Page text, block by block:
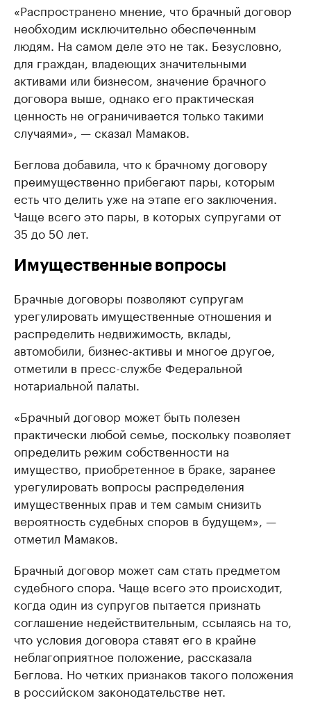
«Распространено мнение, что брачный договор
необходим исключительно обеспеченным
людям. На самом деле это не так. Безусловно,
для граждан, владеющих значительными
активами или бизнесом, значение брачного
договора выше, однако его практическая
ценность не ограничивается только такими
случаями», — сказал Мамаков.
Беглова добавила, что к брачному договору
преимущественно прибегают пары, которым
есть что делить уже на этапе его заключения.
Чаще всего это пары, в которых супругами от
35 до 50 лет.
Имущественные вопросы
Брачные договоры позволяют супругам
урегулировать имущественные отношения и
распределить недвижимость, вклады,
автомобили, бизнес-активы и многое другое,
отметили в пресс-службе Федеральной
нотариальной палаты.
«Брачный договор может быть полезен
практически любой семье, поскольку позволяет
определить режим собственности на
имущество, приобретенное в браке, заранее
урегулировать вопросы распределения
имущественных прав и тем самым снизить
вероятность судебных споров в будущем», —
отметил Мамаков.
Брачный договор может сам стать предметом
судебного спора. Чаще всего это происходит,
когда один из супругов пытается признать
соглашение недействительным, ссылаясь на то,
что условия договора ставят его в крайне
неблагоприятное положение, рассказала
Беглова. Но четких признаков такого положения
в российском законодательстве нет.